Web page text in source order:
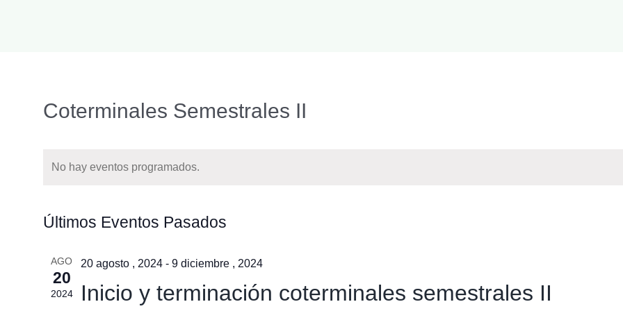
Coterminales Semestrales II
No hay eventos programados.
Últimos Eventos Pasados
AGO
20
2024
20 agosto , 2024- 9 diciembre , 2024
Inicio y terminación coterminales semestrales II